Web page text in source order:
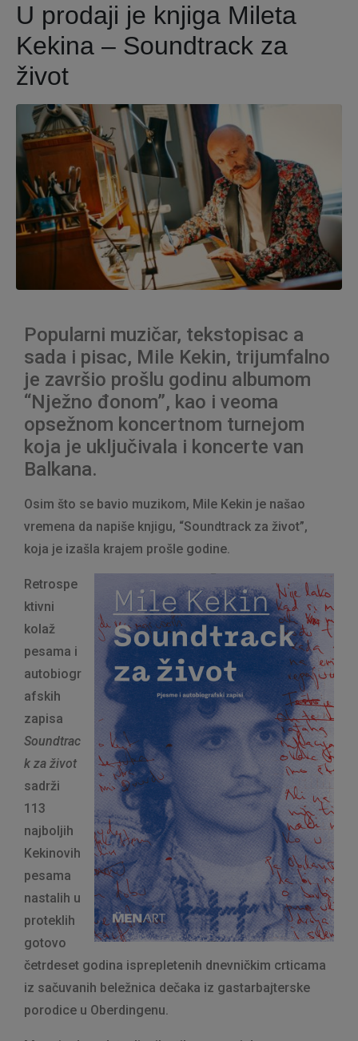
U prodaji je knjiga Mileta
Kekina – Soundtrack za
život
Popularni muzičar, tekstopisac a
sada i pisac, Mile Kekin, trijumfalno
je završio prošlu godinu albumom
“Nježno đonom”, kao i veoma
opsežnom koncertnom turnejom
koja je uključivala i koncerte van
Balkana.
Osim što se bavio muzikom, Mile Kekin je našao
vremena da napiše knjigu, “Soundtrack za život”,
koja je izašla krajem prošle godine.
Retrospe
ktivni
kolaž
pesama i
autobiogr
afskih
zapisa
Soundtrac
k za život
sadrži
113
najboljih
Kekinovih
pesama
nastalih u
proteklih
gotovo
četrdeset godina isprepletenih dnevničkim crticama
iz sačuvanih beležnica dečaka iz gastarbajterske
porodice u Oberdingenu.